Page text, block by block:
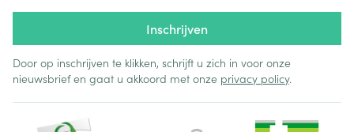
Inschrijven
Door op inschrijven te klikken, schrijft u zich in voor onze
nieuwsbrief en gaat u akkoord met onze privacy policy.